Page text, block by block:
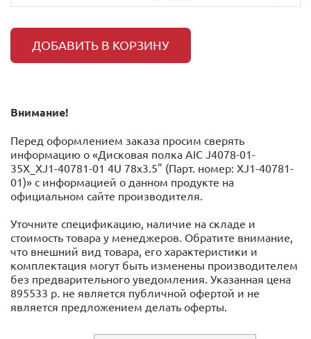
ДОБАВИТЬ В КОРЗИНУ
Внимание!
Перед оформлением заказа просим сверять
информацию о «Дисковая полка AIC J4078-01-
35X_XJ1-40781-01 4U 78x3.5" (Парт. номер: XJ1-40781-
01)» с информацией o данном продукте на
официальном сайте производителя.
Уточните спецификацию, наличие на складе и
стоимость товара у менеджеров. Обратите внимание,
что внешний вид товара, его характеристики и
комплектация могут быть изменены производителем
без предварительного уведомления. Указанная цена
895533 р. не является публичной офертой и не
является предложением делать оферты.